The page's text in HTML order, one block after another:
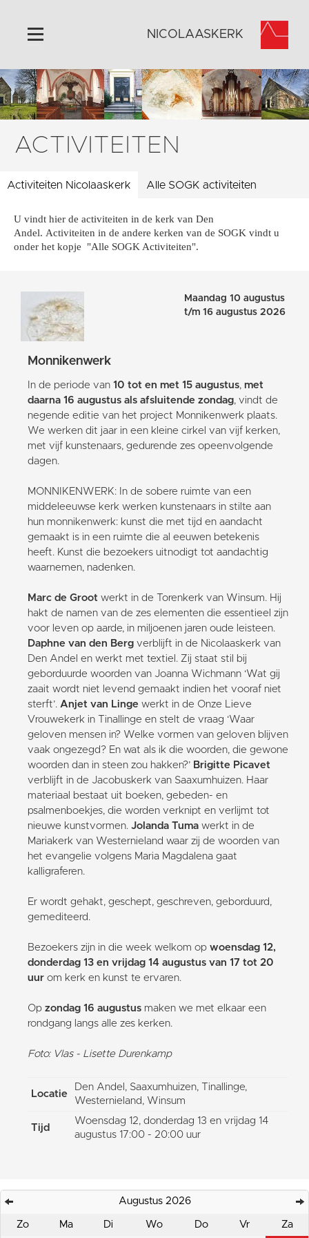
Home
Algemeen
Historie
Activiteiten
Contact
Vaktaal
NICOLAASKERK
ACTIVITEITEN
Activiteiten Nicolaaskerk Alle SOGK activiteiten
U vindt hier de activiteiten in de kerk van Den
Andel. Activiteiten in de andere kerken van de SOGK vindt u
onder het kopje "Alle SOGK Activiteiten".
Maandag 10 augustus
t/m 16 augustus 2026
Monnikenwerk
In de periode van 10 tot en met 15 augustus, met
daarna 16 augustus als afsluitende zondag, vindt de
negende editie van het project Monnikenwerk plaats.
We werken dit jaar in een kleine cirkel van vijf kerken,
met vijf kunstenaars, gedurende zes opeenvolgende
dagen.
MONNIKENWERK: In de sobere ruimte van een
middeleeuwse kerk werken kunstenaars in stilte aan
hun monnikenwerk: kunst die met tijd en aandacht
gemaakt is in een ruimte die al eeuwen betekenis
heeft. Kunst die bezoekers uitnodigt tot aandachtig
waarnemen, nadenken.
Marc de Groot werkt in de Torenkerk van Winsum. Hij
hakt de namen van de zes elementen die essentieel zijn
voor leven op aarde, in miljoenen jaren oude leisteen.
Daphne van den Berg verblijft in de Nicolaaskerk van
Den Andel en werkt met textiel. Zij staat stil bij
geborduurde woorden van Joanna Wichmann ‘Wat gij
zaait wordt niet levend gemaakt indien het vooraf niet
sterft’. Anjet van Linge werkt in de Onze Lieve
Vrouwekerk in Tinallinge en stelt de vraag ‘Waar
geloven mensen in? Welke vormen van geloven blijven
vaak ongezegd? En wat als ik die woorden, die gewone
woorden dan in steen zou hakken?’ Brigitte Picavet
verblijft in de Jacobuskerk van Saaxumhuizen. Haar
materiaal bestaat uit boeken, gebeden- en
psalmenboekjes, die worden verknipt en verlijmt tot
nieuwe kunstvormen. Jolanda Tuma werkt in de
Mariakerk van Westernieland waar zij de woorden van
het evangelie volgens Maria Magdalena gaat
kalligraferen.
Er wordt gehakt, geschept, geschreven, geborduurd,
gemediteerd.
Bezoekers zijn in die week welkom op woensdag 12,
donderdag 13 en vrijdag 14 augustus van 17 tot 20
uur om kerk en kunst te ervaren.
Op zondag 16 augustus maken we met elkaar een
rondgang langs alle zes kerken.
Foto: Vlas - Lisette Durenkamp
Locatie
Den Andel, Saaxumhuizen, Tinallinge,
Westernieland, Winsum
Tijd
Woensdag 12, donderdag 13 en vrijdag 14
augustus 17:00 - 20:00 uur
Augustus 2026
Zo Ma Di Wo Do Vr Za